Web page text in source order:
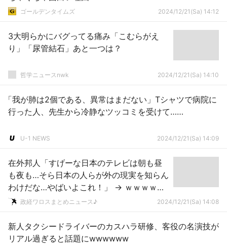
ゴールデンタイムズ 2024/12/21(Sa) 14:12
3大明らかにバグってる痛み「こむらがえ
り」「尿管結石」あと一つは？
哲学ニュースnwk 2024/12/21(Sa) 14:10
「我が肺は2個である、異常はまだない」Tシャツで病院に
行った人、先生から冷静なツッコミを受けて……
U-1 NEWS 2024/12/21(Sa) 14:09
在外邦人「すげーな日本のテレビは朝も昼
も夜も…そら日本の人らが外の現実を知らん
わけだな…やばいよこれ！」 → ｗｗｗｗｗ
ｗｗｗｗｗｗｗｗｗｗｗｗｗｗｗｗ
政経ワロスまとめニュース♪ 2024/12/21(Sa) 14:08
新人タクシードライバーのカスハラ研修、客役の名演技が
リアル過ぎると話題にwwwwww